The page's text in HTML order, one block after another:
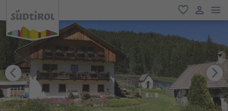
favorit
user link